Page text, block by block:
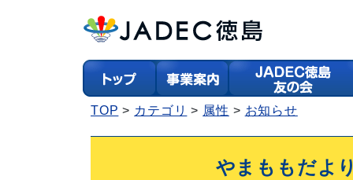
TOP カテゴリ 属性 お知らせ
やまももだよ